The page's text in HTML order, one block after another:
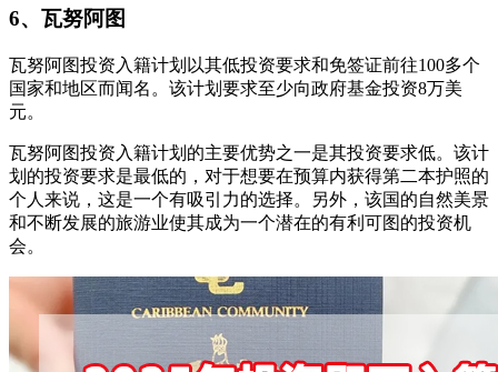
6、瓦努阿图
瓦努阿图投资入籍计划以其低投资要求和免签证前往100多个
国家和地区而闻名。该计划要求至少向政府基金投资8万美
元。
瓦努阿图投资入籍计划的主要优势之一是其投资要求低。该计
划的投资要求是最低的，对于想要在预算内获得第二本护照的
个人来说，这是一个有吸引力的选择。另外，该国的自然美景
和不断发展的旅游业使其成为一个潜在的有利可图的投资机
会。